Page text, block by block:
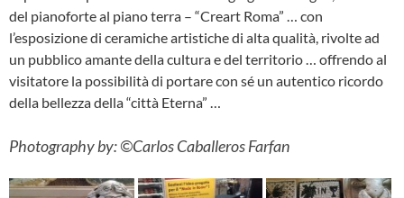
del pianoforte al piano terra – “Creart Roma” … con
l’esposizione di ceramiche artistiche di alta qualità, rivolte ad
un pubblico amante della cultura e del territorio … offrendo al
visitatore la possibilità di portare con sé un autentico ricordo
della bellezza della “città Eterna” …
Photography by: ©Carlos Caballeros Farfan